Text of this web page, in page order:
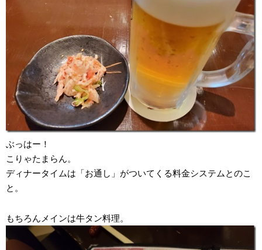
ぶっはー！
こりゃたまらん。
ディナータイムは「お通し」がついてくる料金システムとのこ
と。
もちろんメインは牛タン料理。